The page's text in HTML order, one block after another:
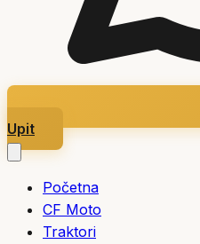
Upit
Početna
CF Moto
Traktori